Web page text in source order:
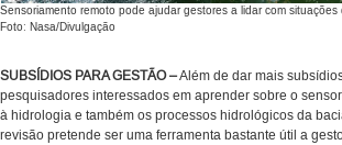
Sensoriamento remoto pode ajudar gestores a lidar com
Foto: Nasa/Divulgação
SUBSÍDIOS PARA GESTÃO –Além de dar mais
pesquisadores interessados em aprender sobre o
à hidrologia e também os processos hidrológicos da
revisão pretende ser uma ferramenta bastante útil a